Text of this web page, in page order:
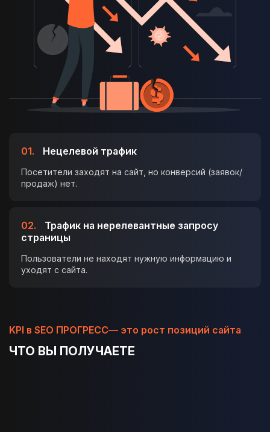
01. Нецелевой трафик
Посетители заходят на сайт, но конверсий (заявок/
продаж) нет.
02.
Трафик на нерелевантные запросу
страницы
Пользователи не находят нужную информацию и
уходят с сайта.
KPI в SEO ПРОГРЕСС— это рост позиций сайта
ЧТО ВЫ ПОЛУЧАЕТЕ